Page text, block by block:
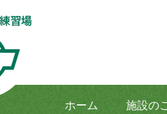
ホーム 施設の